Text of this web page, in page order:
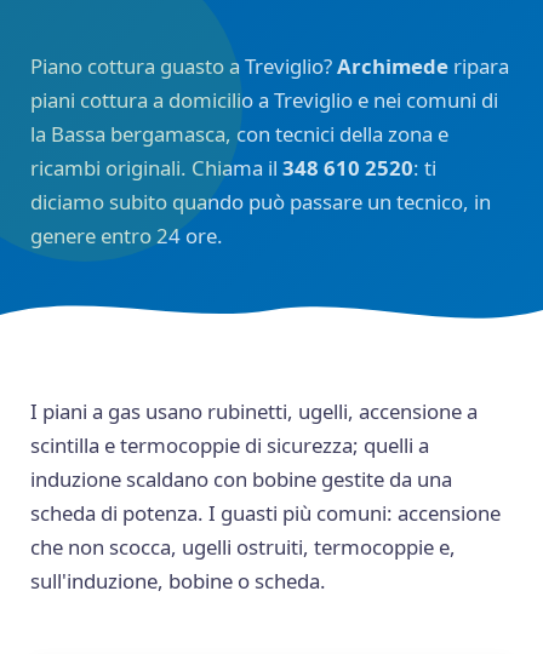
Piano cottura guasto a Treviglio?Archimede ripara
piani cottura a domicilio a Treviglio e nei comuni di
la Bassa bergamasca, con tecnici della zona e
ricambi originali. Chiama il348 610 2520: ti
diciamo subito quando può passare un tecnico, in
genere entro 24 ore.
I piani a gas usano rubinetti, ugelli, accensione a
scintilla e termocoppie di sicurezza; quelli a
induzione scaldano con bobine gestite da una
scheda di potenza. I guasti più comuni: accensione
che non scocca, ugelli ostruiti, termocoppie e,
sull'induzione, bobine o scheda.